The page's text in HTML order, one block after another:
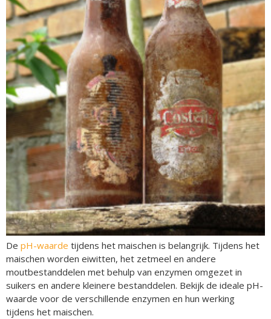
De pH-waarde tijdens het maischen is belangrijk. Tijdens het
maischen worden eiwitten, het zetmeel en andere
moutbestanddelen met behulp van enzymen omgezet in
suikers en andere kleinere bestanddelen. Bekijk de ideale pH-
waarde voor de verschillende enzymen en hun werking
tijdens het maischen.